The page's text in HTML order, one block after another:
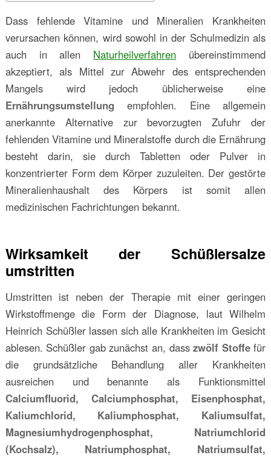
Dass fehlende Vitamine und Mineralien Krankheiten
verursachen können, wird sowohl in der Schulmedizin als
auch in allen Naturheilverfahren übereinstimmend
akzeptiert, als Mittel zur Abwehr des entsprechenden
Mangels wird jedoch üblicherweise eine
Ernährungsumstellung empfohlen. Eine allgemein
anerkannte Alternative zur bevorzugten Zufuhr der
fehlenden Vitamine und Mineralstoffe durch die Ernährung
besteht darin, sie durch Tabletten oder Pulver in
konzentrierter Form dem Körper zuzuleiten. Der gestörte
Mineralienhaushalt des Körpers ist somit allen
medizinischen Fachrichtungen bekannt.
Wirksamkeit der Schüßlersalze
umstritten
Umstritten ist neben der Therapie mit einer geringen
Wirkstoffmenge die Form der Diagnose, laut Wilhelm
Heinrich Schüßler lassen sich alle Krankheiten im Gesicht
ablesen. Schüßler gab zunächst an, dasszwölf Stoffefür
die grundsätzliche Behandlung aller Krankheiten
ausreichen und benannte als Funktionsmittel
Calciumfluorid, Calciumphosphat, Eisenphosphat,
Kaliumchlorid, Kaliumphosphat, Kaliumsulfat,
Magnesiumhydrogenphosphat, Natriumchlorid
(Kochsalz), Natriumphosphat, Natriumsulfat,